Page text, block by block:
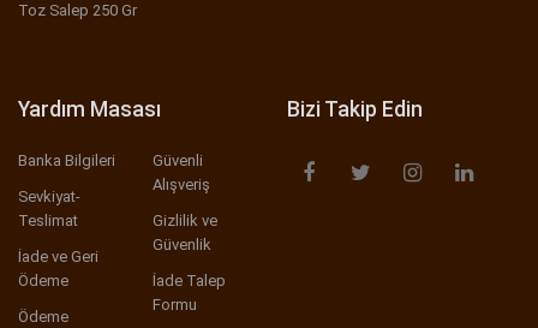
Toz Salep 250 Gr
Yardım Masası
Banka Bilgileri
Sevkiyat-
Teslimat
İade ve Geri
Ödeme
Ödeme
Güvenli
Alışveriş
Gizlilik ve
Güvenlik
İade Talep
Formu
Bizi Takip Edin